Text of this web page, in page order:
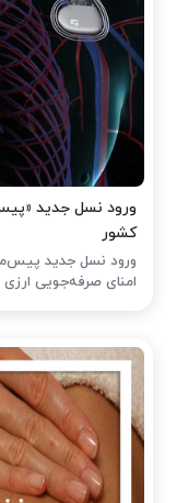
ورود نسل جدید
کشور
ورود نسل جدید
امنای صرفه‌جویی ارزی